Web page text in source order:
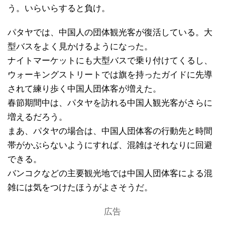
う。いらいらすると負け。
パタヤでは、中国人の団体観光客が復活している。大
型バスをよく見かけるようになった。
ナイトマーケットにも大型バスで乗り付けてくるし、
ウォーキングストリートでは旗を持ったガイドに先導
されて練り歩く中国人団体客が増えた。
春節期間中は、パタヤを訪れる中国人観光客がさらに
増えるだろう。
まあ、パタヤの場合は、中国人団体客の行動先と時間
帯がかぶらないようにすれば、混雑はそれなりに回避
できる。
バンコクなどの主要観光地では中国人団体客による混
雑には気をつけたほうがよさそうだ。
広告